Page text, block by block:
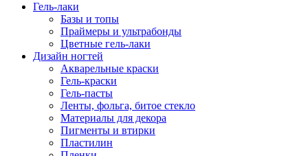
Гель-лаки
Базы и топы
Праймеры и ультрабонды
Цветные гель-лаки
Дизайн ногтей
Акварельные краски
Гель-краски
Гель-пасты
Ленты, фольга, битое стекло
Материалы для декора
Пигменты и втирки
Пластилин